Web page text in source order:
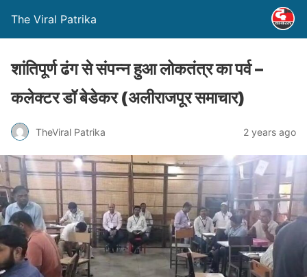
The Viral Patrika
शांतिपूर्ण ढंग से संपन्न हुआ लोकतंत्र का पर्व –
कलेक्टर डॉ बेडेकर (अलीराजपूर समाचार)
TheViral Patrika 2 years ago